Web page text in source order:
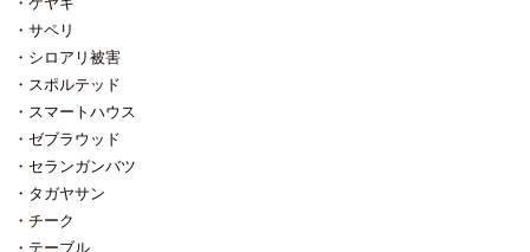
いました。 が、立派な和室廻りは
土壁で、しかもかなり薄かったの
で和室はさぞ寒かったことでしょ
想定と言うより事前に床下に潜り
込んで確認してありました。 床下
の断熱材は10年ほど前のリフォー
ム工事の際、弊社がお手伝いした
洗面所･浴室部分を 除いて断熱材
は一切なかったです。 （「でしょ
うね」と言う感じでした） 想定
していたのに（意外に）その事象
プされているわけではありませ
ん。 だったら本当の意味の唯一
無二の羽目板を作ってしまえばイ
イんじゃね？ との想いから、弊社
独自に作ったのがこちらです。 天
井の羽目板。樹種はパドック。 パ
ドックの角材を薄い板材に加工
ジナルです。 ただ、実加工まで
するとそれなりのコストが掛かっ
てしまう訳です。 個人的には、実
加工をしなくても板と板とを突き
サペリ
シロアリ被害
スポルテッド
スマートハウス
ゼブラウッド
セランガンバツ
タガヤサン
チーク
テーブル